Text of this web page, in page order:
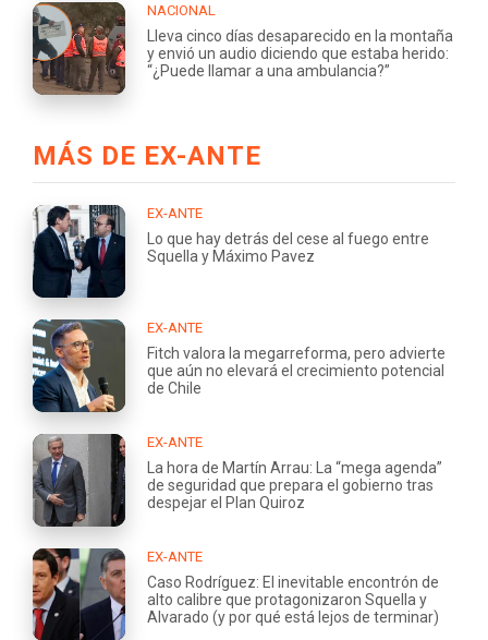
NACIONAL
Lleva cinco días desaparecido en la montaña
y envió un audio diciendo que estaba herido:
“¿Puede llamar a una ambulancia?”
MÁS DE EX-ANTE
EX-ANTE
Lo que hay detrás del cese al fuego entre
Squella y Máximo Pavez
EX-ANTE
Fitch valora la megarreforma, pero advierte
que aún no elevará el crecimiento potencial
de Chile
EX-ANTE
La hora de Martín Arrau: La “mega agenda”
de seguridad que prepara el gobierno tras
despejar el Plan Quiroz
EX-ANTE
Caso Rodríguez: El inevitable encontrón de
alto calibre que protagonizaron Squella y
Alvarado (y por qué está lejos de terminar)